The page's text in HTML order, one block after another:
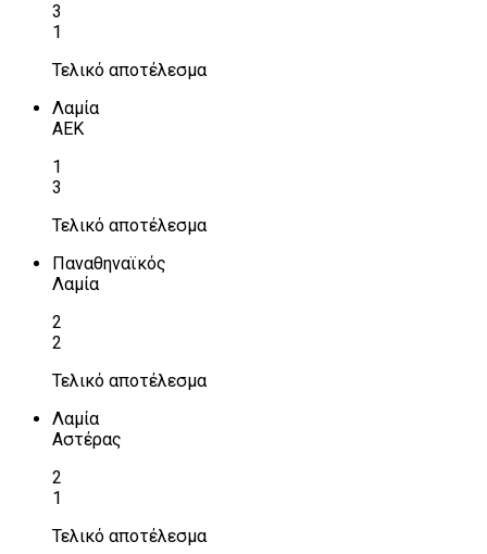
3
1
Τελικό αποτέλεσμα
Λαμία
ΑΕΚ
1
3
Τελικό αποτέλεσμα
Παναθηναϊκός
Λαμία
2
2
Τελικό αποτέλεσμα
Λαμία
Αστέρας
2
1
Τελικό αποτέλεσμα